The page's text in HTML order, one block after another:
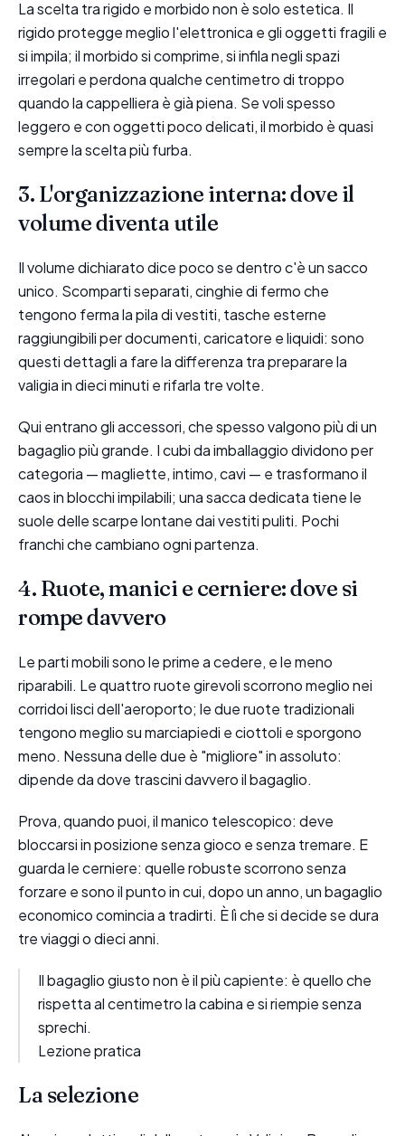
La scelta tra rigido e morbido non è solo estetica. Il
rigido protegge meglio l'elettronica e gli oggetti fragili e
si impila; il morbido si comprime, si infila negli spazi
irregolari e perdona qualche centimetro di troppo
quando la cappelliera è già piena. Se voli spesso
leggero e con oggetti poco delicati, il morbido è quasi
sempre la scelta più furba.
3. L'organizzazione interna: dove il
volume diventa utile
Il volume dichiarato dice poco se dentro c'è un sacco
unico. Scomparti separati, cinghie di fermo che
tengono ferma la pila di vestiti, tasche esterne
raggiungibili per documenti, caricatore e liquidi: sono
questi dettagli a fare la differenza tra preparare la
valigia in dieci minuti e rifarla tre volte.
Qui entrano gli accessori, che spesso valgono più di un
bagaglio più grande. I cubi da imballaggio dividono per
categoria — magliette, intimo, cavi — e trasformano il
caos in blocchi impilabili; una sacca dedicata tiene le
suole delle scarpe lontane dai vestiti puliti. Pochi
franchi che cambiano ogni partenza.
4. Ruote, manici e cerniere: dove si
rompe davvero
Le parti mobili sono le prime a cedere, e le meno
riparabili. Le quattro ruote girevoli scorrono meglio nei
corridoi lisci dell'aeroporto; le due ruote tradizionali
tengono meglio su marciapiedi e ciottoli e sporgono
meno. Nessuna delle due è "migliore" in assoluto:
dipende da dove trascini davvero il bagaglio.
Prova, quando puoi, il manico telescopico: deve
bloccarsi in posizione senza gioco e senza tremare. E
guarda le cerniere: quelle robuste scorrono senza
forzare e sono il punto in cui, dopo un anno, un bagaglio
economico comincia a tradirti. È lì che si decide se dura
tre viaggi o dieci anni.
Il bagaglio giusto non è il più capiente: è quello che
rispetta al centimetro la cabina e si riempie senza
sprechi.
Lezione pratica
La selezione